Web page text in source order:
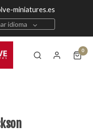
miniatures.es
idioma
0